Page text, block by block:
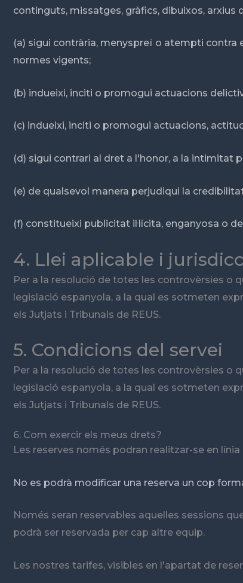
continguts, missatges, gràfics, dibuixos, arxius
(a) sigui contrària, menyspreï o atempti
normes vigents;
(b) indueixi, inciti o promogui actuacions
(c) indueixi, inciti o promogui actuacions,
(d) sigui contrari al dret a l'honor, a la intimitat
(e) de qualsevol manera perjudiqui la
(f) constitueixi publicitat il·lícita, enganyosa o
4. Llei aplicable i
Per a la resolució de totes les controvèrsies o
legislació espanyola, a la qual es sotmeten
els Jutjats i Tribunals de REUS.
5. Condicions del servei
Per a la resolució de totes les controvèrsies o
legislació espanyola, a la qual es sotmeten
els Jutjats i Tribunals de REUS.
6. Com exercir els meus drets?
Les reserves només podran realitzar-se en
No es podrà modificar una reserva un cop
Només seran reservables aquelles sessions
podrà ser reservada per cap altre equip.
Les nostres tarifes, visibles en l'apartat de